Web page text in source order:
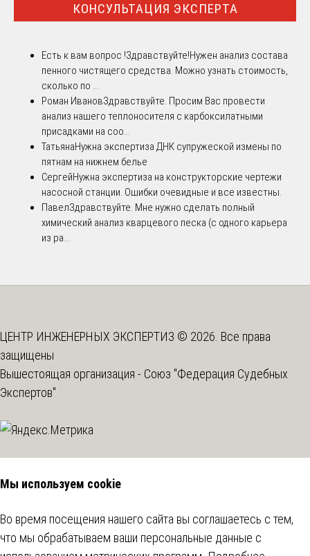
КОНСУЛЬТАЦИЯ ЭКСПЕРТА
Есть к вам вопрос !Здравствуйте!Нужен анализ состава
пенного чистящего средства. Можно узнать стоимость,
сколько по ...
Роман ИвановЗдравствуйте. Просим Вас провести
анализ нашего теплоносителя с карбоксилатными
присадками на соо...
ТатьянаНужна экспертиза ДНК супружеской измены по
пятнам на нижнем белье
СергейНужна экспертиза на конструкторские чертежи
насосной станции. Ошибки очевидные и все известны.
ПавелЗдравствуйте. Мне нужно сделать полный
химический анализ кварцевого песка (с одного карьера
из ра...
ЦЕНТР ИНЖЕНЕРНЫХ ЭКСПЕРТИЗ © 2026. Все права
защищены
Вышестоящая организация - Союз "Федерация Судебных
Экспертов"
Мы используем cookie
Во время посещения нашего сайта вы соглашаетесь с тем,
что мы обрабатываем ваши персональные данные с